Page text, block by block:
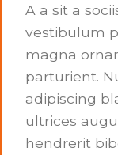
A a sit a
vestibulum
magna
parturient.
adipiscing
ultrices
hendrerit